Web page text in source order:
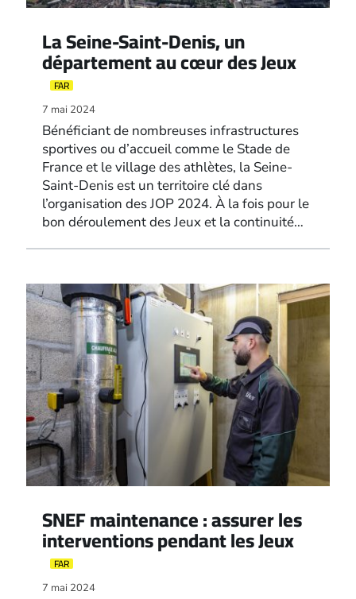
La Seine-Saint-Denis, un
département au cœur des Jeux
FAR
7 mai 2024
Bénéficiant de nombreuses infrastructures
sportives ou d’accueil comme le Stade de
France et le village des athlètes, la Seine-
Saint-Denis est un territoire clé dans
l’organisation des JOP 2024. À la fois pour le
bon déroulement des Jeux et la continuité…
SNEF maintenance : assurer les
interventions pendant les Jeux
FAR
7 mai 2024